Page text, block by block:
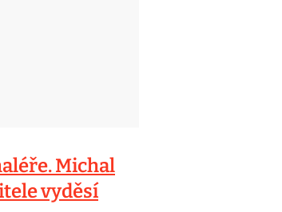
Michal
vyděsí